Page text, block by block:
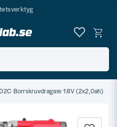
999 SEK*
för alla
Borrskruvdragare 18V (2x2,0ah)